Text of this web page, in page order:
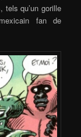
tels qu’un gorille
fan de